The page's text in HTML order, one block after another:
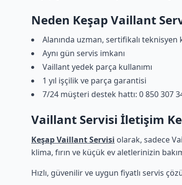
Neden Keşap Vaillant
Alanında uzman, sertifikalı teknisyen
Aynı gün servis imkanı
Vaillant yedek parça kullanımı
1 yıl işçilik ve parça garantisi
7/24 müşteri destek hattı: 0 850 307
Vaillant Servisi İletişim
Keşap Vaillant Servisi olarak, sadece
klima, fırın ve küçük ev aletlerinizin
Hızlı, güvenilir ve uygun fiyatlı servis